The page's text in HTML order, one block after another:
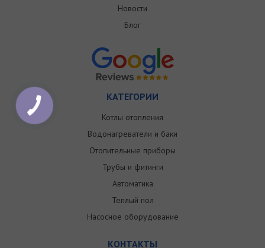
Новости
Блог
КАТЕГОРИИ
Котлы отопления
Водонагреватели и баки
Отопительные приборы
Трубы и фитинги
Автоматика
Теплый пол
Насосное оборудование
КОНТАКТЫ